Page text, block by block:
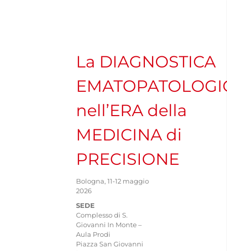
OPERATORI SANITARI
La DIAGNOSTICA
nell’ERA della
MEDICINA di
PRECISIONE
Bologna, 11-12 maggio
2026
SEDE
Complesso di S.
Giovanni In Monte –
Aula Prodi
Piazza San Giovanni